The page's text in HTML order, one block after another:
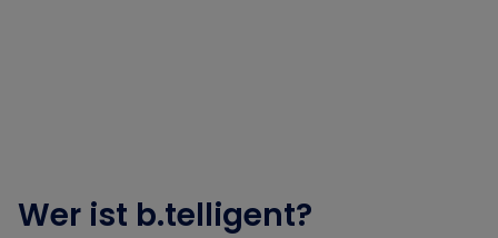
Wer ist b.telligent?